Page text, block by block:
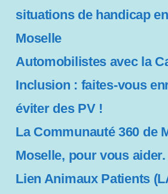
situations de handicap
Moselle
Automobilistes avec la
Inclusion : faites-vous
éviter des PV !
La Communauté 360 de
Moselle, pour vous aider.
Lien Animaux Patients